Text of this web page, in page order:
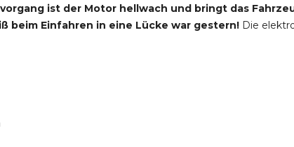
ist der Motor hellwach und bringt das
beim Einfahren in eine Lücke war gestern! Die